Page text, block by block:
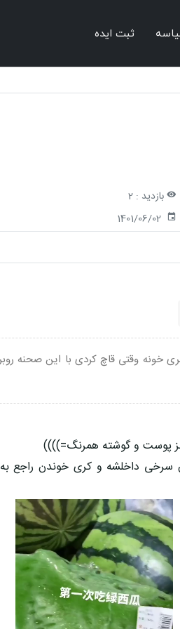
ثبت ایده
بازدید : 2
1401/06/02
خونه وقتی قاچ کردی با این صحنه
پوست و گوشته همرنگ=))))
داخلشه و کری خوندن راجع